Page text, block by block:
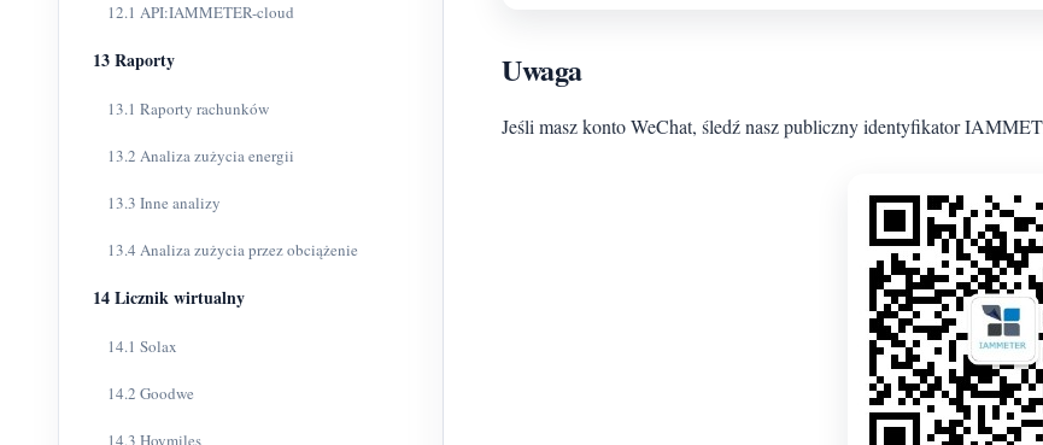
12.1 API:IAMMETER-cloud
13 Raporty
13.1 Raporty rachunków
13.2 Analiza zużycia energii
13.3 Inne analizy
13.4 Analiza zużycia przez obciążenie
14 Licznik wirtualny
14.1 Solax
14.2 Goodwe
14.3 Hoymiles
Uwaga
Jeśli masz konto WeChat, śledź nasz publiczny identyfikator